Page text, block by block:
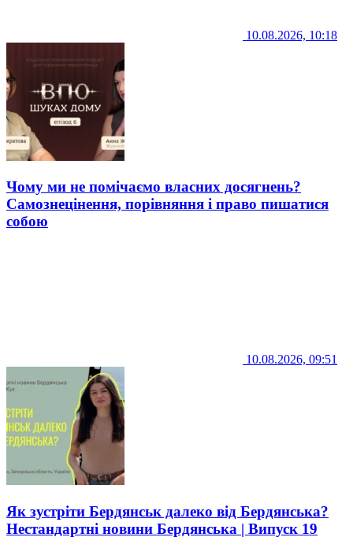
10.08.2026, 10:18
Чому ми не помічаємо власних досягнень?
Самознецінення, порівняння і право пишатися
собою
10.08.2026, 09:51
Як зустріти Бердянськ далеко від Бердянська?
Нестандартні новини Бердянська | Випуск 19